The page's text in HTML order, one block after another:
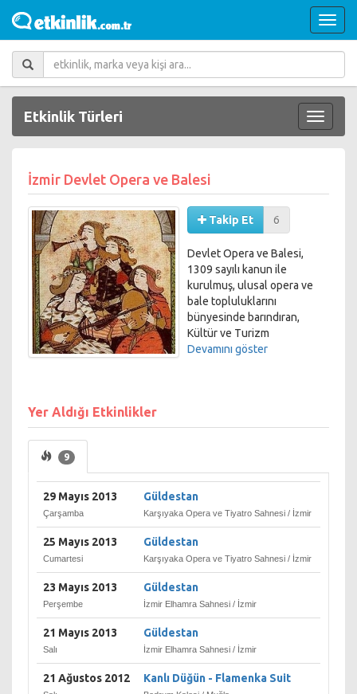
Etkinlik Türleri
İzmir Devlet Opera ve Balesi
Takip Et 6
Devlet Opera ve Balesi,
1309 sayılı kanun ile
kurulmuş, ulusal opera ve
bale topluluklarını
bünyesinde barındıran,
Kültür ve Turizm
Bakanlığı'na bağlı bir genel
Mersin, Antalya ve Samsun
Asıl amacı, opera, bale ve
müzik sanatlarını halka
tanıtmak ve yaymak
gayesiyle opera, operet,
bale temsilleri ile konserler
vermek, yurt içi ve yurt dışı
turneler ile ve milli ve
milletler arası festivaller
düzenlemektir.
Devamını göster
Yer Aldığı Etkinlikler
9
29 Mayıs 2013
Çarşamba
Güldestan
Karşıyaka Opera ve Tiyatro Sahnesi / İzmir
25 Mayıs 2013
Cumartesi
Güldestan
Karşıyaka Opera ve Tiyatro Sahnesi / İzmir
23 Mayıs 2013
Perşembe
Güldestan
İzmir Elhamra Sahnesi / İzmir
21 Mayıs 2013
Salı
Güldestan
İzmir Elhamra Sahnesi / İzmir
21 Ağustos 2012 Kanlı Düğün - Flamenka Suit